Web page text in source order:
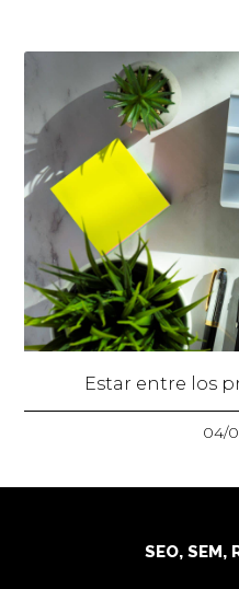
Estar entre los
04/
SEO, SEM,